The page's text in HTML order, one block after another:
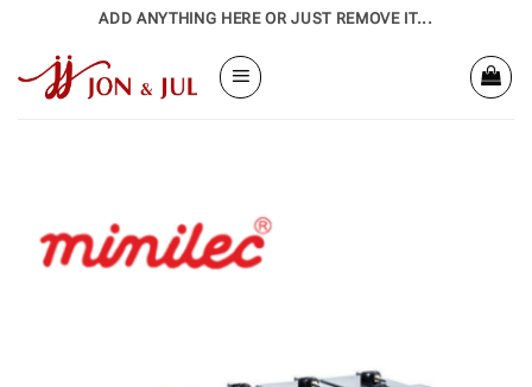
nội
ADD ANYTHING HERE OR JUST REMOVE IT...